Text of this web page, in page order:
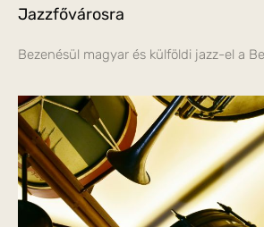
Jazzfővárosra
Bezenésül magyar és külföldi jazz-el a